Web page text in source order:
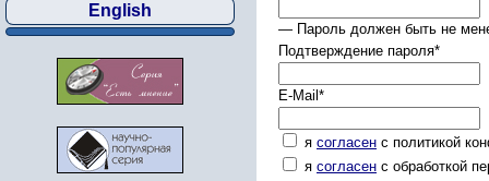
English
— Пароль должен быть не
Подтверждение пароля*
E-Mail *
я согласен с политикой
я согласен с обработкой